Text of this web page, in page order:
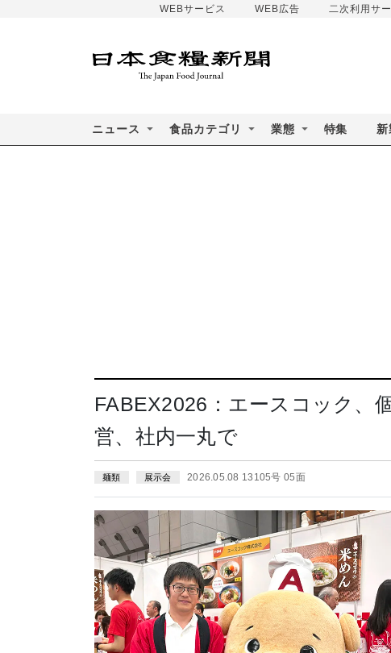
WEBサービス WEB広告 二次利用サ
ニュース 食品カテゴリ 業態 特集 新
FABEX2026：エースコック
営、社内一丸で
麺類 展示会 2026.05.08 13105号 05面